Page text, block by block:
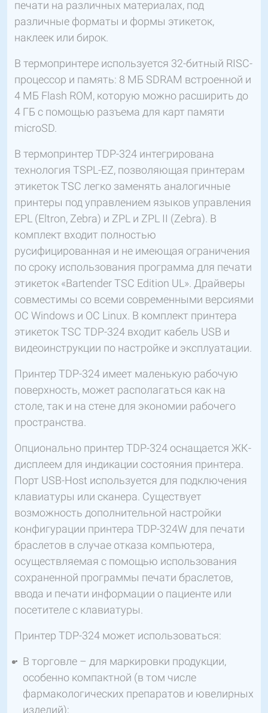
печати на различных материалах, под
различные форматы и формы этикеток,
наклеек или бирок.
В термопринтере используется 32-битный RISC-
процессор и память: 8 МБ SDRAM встроенной и
4 МБ Flash ROM, которую можно расширить до
4 ГБ с помощью разъема для карт памяти
microSD.
В термопринтер TDP-324 интегрирована
технология TSPL-EZ, позволяющая принтерам
этикеток TSC легко заменять аналогичные
принтеры под управлением языков управления
EPL (Eltron, Zebra) и ZPL и ZPL II (Zebra). В
комплект входит полностью
русифицированная и не имеющая ограничения
по сроку использования программа для печати
этикеток «Bartender TSC Edition UL». Драйверы
совместимы со всеми современными версиями
ОС Windows и OC Linux. В комплект принтера
этикеток TSC TDP-324 входит кабель USB и
видеоинструкции по настройке и эксплуатации.
Принтер TDP-324 имеет маленькую рабочую
поверхность, может располагаться как на
столе, так и на стене для экономии рабочего
пространства.
Опционально принтер TDP-324 оснащается ЖК-
дисплеем для индикации состояния принтера.
Порт USB-Host используется для подключения
клавиатуры или сканера. Существует
возможность дополнительной настройки
конфигурации принтера TDP-324W для печати
браслетов в случае отказа компьютера,
осуществляемая с помощью использования
сохраненной программы печати браслетов,
ввода и печати информации о пациенте или
посетителе с клавиатуры.
Принтер TDP-324 может использоваться:
В торговле – для маркировки продукции,
особенно компактной (в том числе
фармакологических препаратов и ювелирных
изделий);